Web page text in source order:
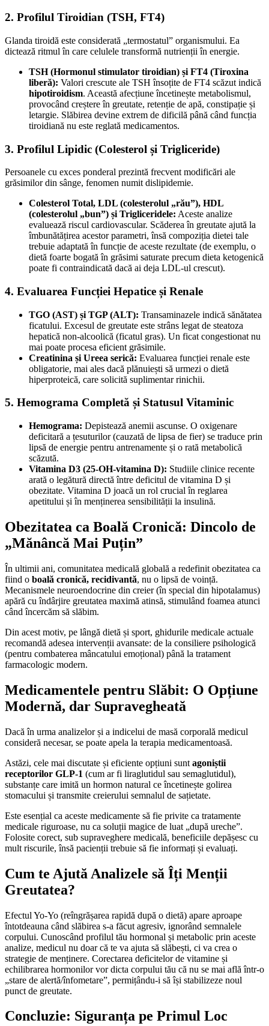
2. Profilul Tiroidian (TSH, FT4)
Glanda tiroidă este considerată „termostatul” organismului. Ea
dictează ritmul în care celulele transformă nutrienții în energie.
TSH (Hormonul stimulator tiroidian) și FT4 (Tiroxina
liberă): Valori crescute ale TSH însoțite de FT4 scăzut indică
hipotiroidism. Această afecțiune încetinește metabolismul,
provocând creștere în greutate, retenție de apă, constipație și
letargie. Slăbirea devine extrem de dificilă până când funcția
tiroidiană nu este reglată medicamentos.
3. Profilul Lipidic (Colesterol și Trigliceride)
Persoanele cu exces ponderal prezintă frecvent modificări ale
grăsimilor din sânge, fenomen numit dislipidemie.
Colesterol Total, LDL (colesterolul „rău”), HDL
(colesterolul „bun”) și Trigliceridele: Aceste analize
evaluează riscul cardiovascular. Scăderea în greutate ajută la
îmbunătățirea acestor parametri, însă compoziția dietei tale
trebuie adaptată în funcție de aceste rezultate (de exemplu, o
dietă foarte bogată în grăsimi saturate precum dieta ketogenică
poate fi contraindicată dacă ai deja LDL-ul crescut).
4. Evaluarea Funcției Hepatice și Renale
TGO (AST) și TGP (ALT): Transaminazele indică sănătatea
ficatului. Excesul de greutate este strâns legat de steatoza
hepatică non-alcoolică (ficatul gras). Un ficat congestionat nu
mai poate procesa eficient grăsimile.
Creatinina și Ureea serică: Evaluarea funcției renale este
obligatorie, mai ales dacă plănuiești să urmezi o dietă
hiperproteică, care solicită suplimentar rinichii.
5. Hemograma Completă și Statusul Vitaminic
Hemograma: Depistează anemii ascunse. O oxigenare
deficitară a țesuturilor (cauzată de lipsa de fier) se traduce prin
lipsă de energie pentru antrenamente și o rată metabolică
scăzută.
Vitamina D3 (25-OH-vitamina D): Studiile clinice recente
arată o legătură directă între deficitul de vitamina D și
obezitate. Vitamina D joacă un rol crucial în reglarea
apetitului și în menținerea sensibilității la insulină.
Obezitatea ca Boală Cronică: Dincolo de
„Mănâncă Mai Puțin”
În ultimii ani, comunitatea medicală globală a redefinit obezitatea ca
fiind o boală cronică, recidivantă, nu o lipsă de voință.
Mecanismele neuroendocrine din creier (în special din hipotalamus)
apără cu îndârjire greutatea maximă atinsă, stimulând foamea atunci
când încercăm să slăbim.
Din acest motiv, pe lângă dietă și sport, ghidurile medicale actuale
recomandă adesea intervenții avansate: de la consiliere psihologică
(pentru combaterea mâncatului emoțional) până la tratament
farmacologic modern.
Medicamentele pentru Slăbit: O Opțiune
Modernă, dar Supravegheată
Dacă în urma analizelor și a indicelui de masă corporală medicul
consideră necesar, se poate apela la terapia medicamentoasă.
Astăzi, cele mai discutate și eficiente opțiuni sunt agoniștii
receptorilor GLP-1 (cum ar fi liraglutidul sau semaglutidul),
substanțe care imită un hormon natural ce încetinește golirea
stomacului și transmite creierului semnalul de sațietate.
Este esențial ca aceste medicamente să fie privite ca tratamente
medicale riguroase, nu ca soluții magice de luat „după ureche”.
Folosite corect, sub supraveghere medicală, beneficiile depășesc cu
mult riscurile, însă pacienții trebuie să fie informați și evaluați.
Cum te Ajută Analizele să Îți Menții
Greutatea?
Efectul Yo-Yo (reîngrășarea rapidă după o dietă) apare aproape
întotdeauna când slăbirea s-a făcut agresiv, ignorând semnalele
corpului. Cunoscând profilul tău hormonal și metabolic prin aceste
analize, medicul nu doar că te va ajuta să slăbești, ci va crea o
strategie de menținere. Corectarea deficitelor de vitamine și
echilibrarea hormonilor vor dicta corpului tău că nu se mai află într-o
„stare de alertă/înfometare”, permițându-i să își stabilizeze noul
punct de greutate.
Concluzie: Siguranța pe Primul Loc